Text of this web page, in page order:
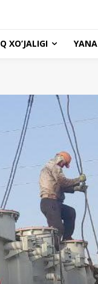
XO’JALIGI YANA